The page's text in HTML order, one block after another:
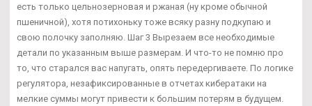
есть только цельнозерновая и ржаная (ну кроме обычной
пшеничной), хотя потихоньку тоже всяку разну подкупаю и
свою полочку заполняю. Шаг 3 Вырезаем все необходимые
детали по указанным выше размерам. И что-то не помню про
то, что старался вас напугать, опять передергиваете. По логике
регулятора, незафиксированные в отчетах кибератаки на
мелкие суммы могут привести к большим потерям в будущем.